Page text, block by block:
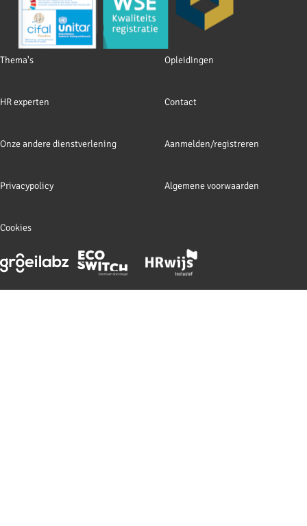
Footer
Thema's Opleidingen
HR experten Contact
Onze andere dienstverlening Aanmelden/registreren
Privacypolicy Algemene voorwaarden
Cookies